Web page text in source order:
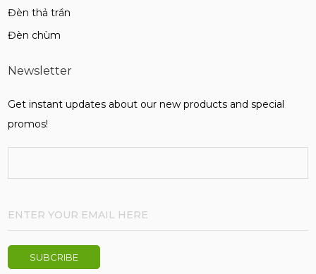
Đèn thả trần
Đèn chùm
Newsletter
Get instant updates about our new products and special
promos!